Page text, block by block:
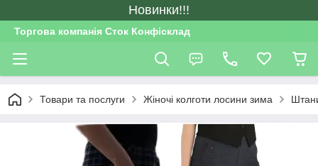
Новинки!!!
Торгова компанія Сток Конфісклад
Товари та послуги Жіночі колготи лосини зима